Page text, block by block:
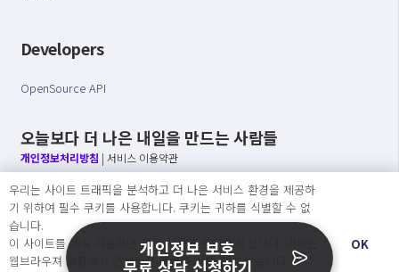
Developers
OpenSource API
오늘보다 더 나은 내일을 만드는 사람들
개인정보처리방침 | 서비스 이용약관
○ 개인정보보호 컴플라이언스를 선도하겠습니다.
○ 정보주체의 권리를 보장하겠습니다.
○ 기업의 개인정보보호를 위한 효율적 관리를 보장하겠습니다.
우리는 사이트 트래픽을 분석하고 더 나은 서비스 환경을 제공하
기 위하여 필수 쿠키를 사용합니다. 쿠키는 귀하를 식별할 수 없
습니다.
이 사이트를 계속 사용하면 쿠키 사용에 동의하게 됩니다. 귀하는
웹브라우져 설정에서 언제든지 쿠키를 삭제 할 수있습니다.
OK
개인정보 보호
무료 상담 신청하기